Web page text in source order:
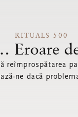
RITUALS 500
Eroare
reîmprospătarea
ne dacă